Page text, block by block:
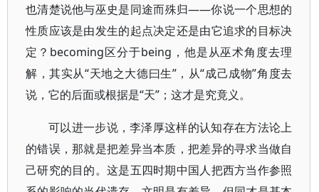
也清楚说他与巫史是同途而殊归——你说一个思想的
性质应该是由发生的起点决定还是由它追求的目标决
定？becoming区分于being，他是从巫术角度去理
解，其实从“天地之大德曰生”，从“成己成物”角度去
说，它的后面或根据是“天”；这才是究竟义。
可以进一步说，李泽厚这样的认知存在方法论上
的错误，那就是把差异当本质，把差异的寻求当做自
己研究的目的。这是五四时期中国人把西方当作参照